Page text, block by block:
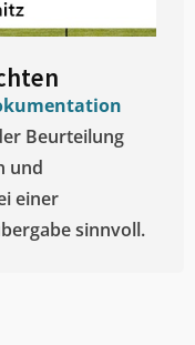
Beurteilung
und
einer
sinnvoll.